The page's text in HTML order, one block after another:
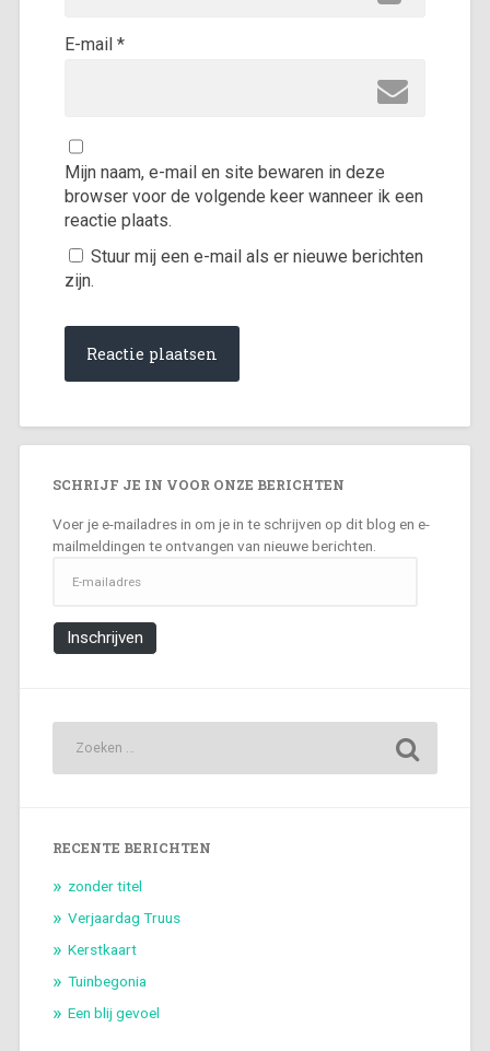
E-mail*
Mijn naam, e-mail en site bewaren in deze
browser voor de volgende keer wanneer ik een
reactie plaats.
Stuur mij een e-mail als er nieuwe berichten
zijn.
SCHRIJF JE IN VOOR ONZE BERICHTEN
Voer je e-mailadres in om je in te schrijven op dit blog en e-
mailmeldingen te ontvangen van nieuwe berichten.
mailadres
Inschrijven
RECENTE BERICHTEN
zonder titel
Verjaardag Truus
Kerstkaart
Tuinbegonia
Een blij gevoel